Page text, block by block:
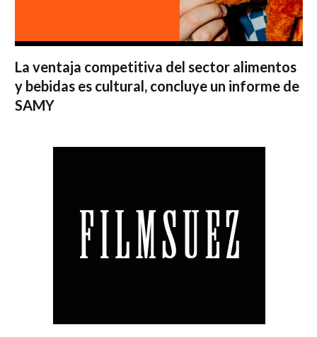
La ventaja competitiva del sector alimentos
y bebidas es cultural, concluye un informe de
SAMY